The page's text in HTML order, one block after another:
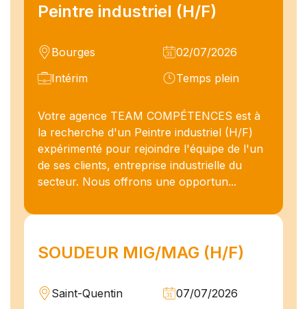
Peintre industriel (H/F)
Bourges
02/07/2026
Intérim
Temps plein
Votre agence TEAM COMPÉTENCES est à
la recherche d'un Peintre industriel (H/F)
expérimenté pour rejoindre l'équipe de l'un
de ses clients, entreprise industrielle du
secteur. Nous offrons une opportun...
SOUDEUR MIG/MAG (H/F)
Saint-Quentin 07/07/2026